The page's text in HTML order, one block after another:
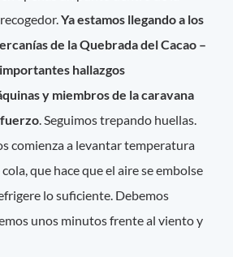
Ya estamos llegando a los
de la Quebrada del Cacao –
hallazgos
y miembros de la caravana
. Seguimos trepando huellas.
comienza a levantar temperatura
que hace que el aire se embolse
lo suficiente. Debemos
unos minutos frente al viento y